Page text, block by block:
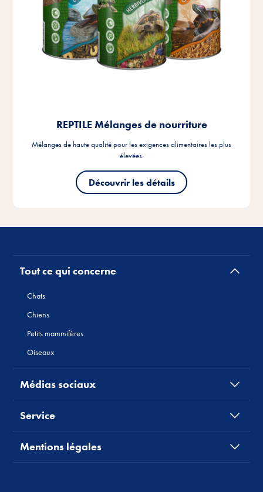
Tout ce qui concerne
Chats
Chiens
Petits mammifères
Oiseaux
Médias sociaux
Service
Mentions légales